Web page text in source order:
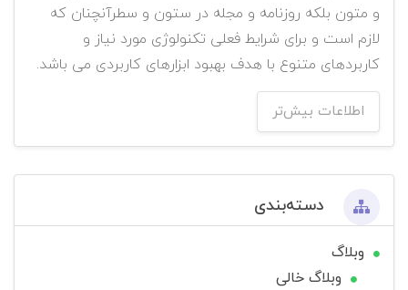
و متون بلکه روزنامه و مجله در ستون و سطرآنچنان که
لازم است و برای شرایط فعلی تکنولوژی مورد نیاز و
کاربردهای متنوع با هدف بهبود ابزارهای کاربردی می باشد.
اطلاعات بیش‌تر
دسته‌بندی
وبلاگ
وبلاگ خالی